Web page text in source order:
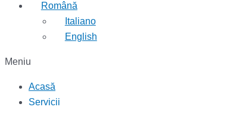
Română
Italiano
English
Meniu
Acasă
Servicii